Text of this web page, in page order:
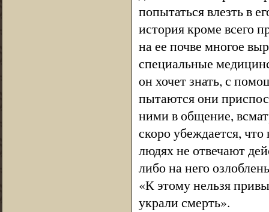
попытаться влезть в
история кроме всего
на ее почве многое
специальные
он хочет знать, с
пытаются они
ними в общение,
скоро убеждается,
людях не отвечают
либо на него
«К этому нельзя
украли смерть».